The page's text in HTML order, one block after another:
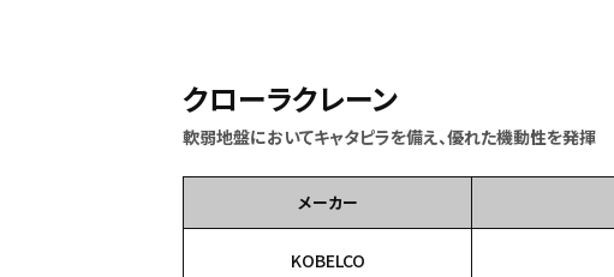
クローラクレーン
軟弱地盤においてキャタピラを備え、優れた機動性を発揮
メーカー
KOBELCO